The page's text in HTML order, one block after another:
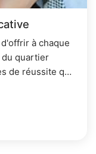
à chaque
du quartier
de réussite que